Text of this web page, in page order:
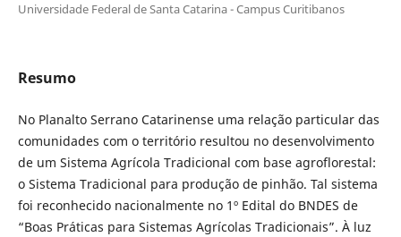
Universidade Federal de Santa Catarina - Campus Curitibanos
Resumo
No Planalto Serrano Catarinense uma relação particular das
comunidades com o território resultou no desenvolvimento
de um Sistema Agrícola Tradicional com base agroflorestal:
o Sistema Tradicional para produção de pinhão. Tal sistema
foi reconhecido nacionalmente no 1º Edital do BNDES de
“Boas Práticas para Sistemas Agrícolas Tradicionais”. À luz